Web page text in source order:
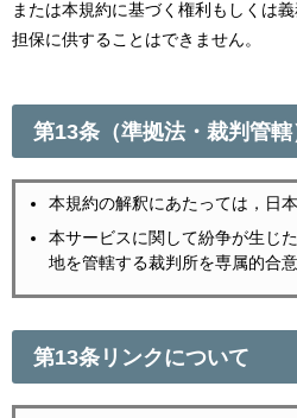
または本規約に基づく権利もしくは
担保に供することはできません。
第13条（準拠法・裁判管轄
本規約の解釈にあたっては，日
本サービスに関して紛争が生じ
地を管轄する裁判所を専属的合
第13条リンクについて